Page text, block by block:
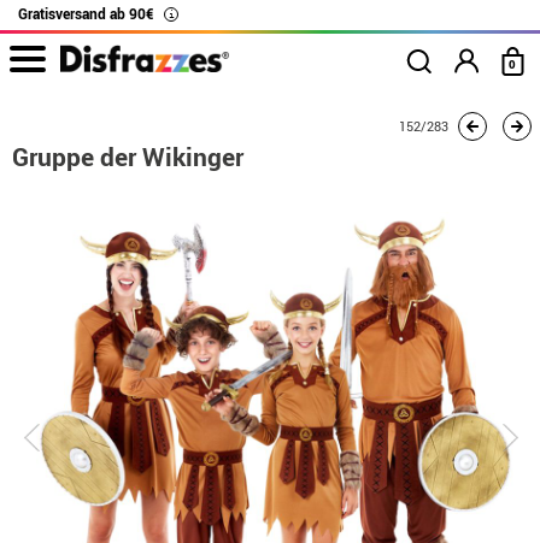
Gratisversand ab 90€ i
0
Gruppe der Wikinger
152/283
Gruppe der Wikinger